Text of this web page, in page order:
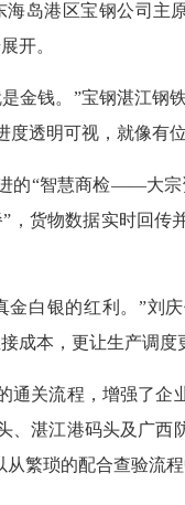
港区宝钢公司主原
开。
钱。”宝钢湛江钢铁
透明可视，就像有
“智慧商检——大宗资
，货物数据实时回
银的红利。”刘庆
成本，更让生产调
关流程，增强了企业
、湛江港码头及广西
从繁琐的配合查验流